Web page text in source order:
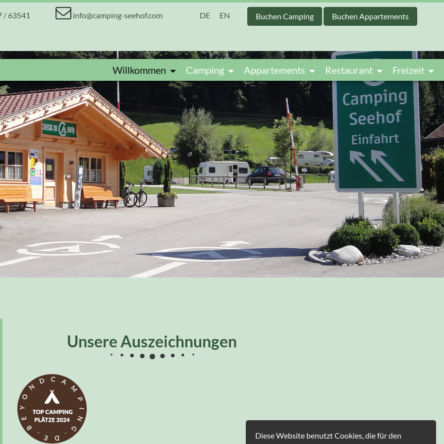
Diese Website benutzt Cookies, die für den
/ 63541 info@camping-seehof.com DE EN Buchen Camping Buchen Appartements
Willkommen Camping Appartements Restaurant Freizeit
Unsere Auszeichnungen